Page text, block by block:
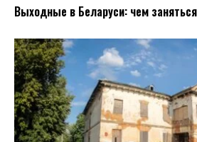
Выходные в Беларуси: чем